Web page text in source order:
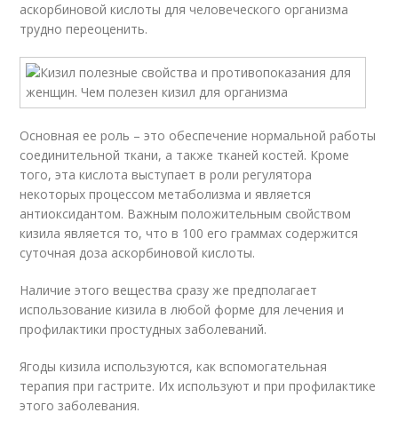
аскорбиновой кислоты для человеческого организма
трудно переоценить.
Основная ее роль – это обеспечение нормальной работы
соединительной ткани, а также тканей костей. Кроме
того, эта кислота выступает в роли регулятора
некоторых процессом метаболизма и является
антиоксидантом. Важным положительным свойством
кизила является то, что в 100 его граммах содержится
суточная доза аскорбиновой кислоты.
Наличие этого вещества сразу же предполагает
использование кизила в любой форме для лечения и
профилактики простудных заболеваний.
Ягоды кизила используются, как вспомогательная
терапия при гастрите. Их используют и при профилактике
этого заболевания.